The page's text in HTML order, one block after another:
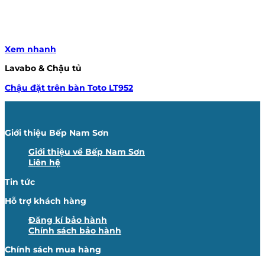
Xem nhanh
Lavabo & Chậu tủ
Chậu đặt trên bàn Toto LT952
Giới thiệu Bếp Nam Sơn
Giới thiệu về Bếp Nam Sơn
Liên hệ
Tin tức
Hỗ trợ khách hàng
Đăng kí bảo hành
Chính sách bảo hành
Chính sách mua hàng